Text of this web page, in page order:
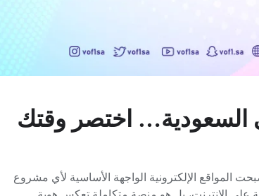
اختصر وقتك
المواقع الإلكترونية الواجهة الأساسية لأي مشروع